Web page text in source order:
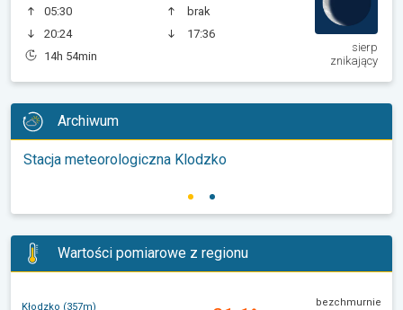
05:30
20:24
14h 54min
brak
17:36
sierp
znikający
Archiwum
Stacja meteorologiczna Klodzko
Wartości pomiarowe z regionu
Kłodzko (357m) bezchmurnie